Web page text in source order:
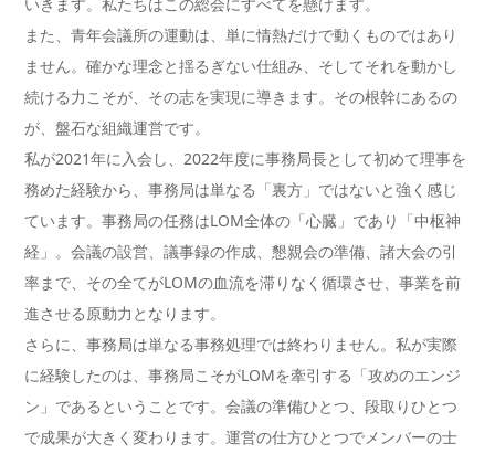
いきます。私たちはこの総会にすべてを懸けます。
また、青年会議所の運動は、単に情熱だけで動くものではあり
ません。確かな理念と揺るぎない仕組み、そしてそれを動かし
続ける力こそが、その志を実現に導きます。その根幹にあるの
が、盤石な組織運営です。
私が2021年に入会し、2022年度に事務局長として初めて理事を
務めた経験から、事務局は単なる「裏方」ではないと強く感じ
ています。事務局の任務はLOM全体の「心臓」であり「中枢神
経」。会議の設営、議事録の作成、懇親会の準備、諸大会の引
率まで、その全てがLOMの血流を滞りなく循環させ、事業を前
進させる原動力となります。
さらに、事務局は単なる事務処理では終わりません。私が実際
に経験したのは、事務局こそがLOMを牽引する「攻めのエンジ
ン」であるということです。会議の準備ひとつ、段取りひとつ
で成果が大きく変わります。運営の仕方ひとつでメンバーの士